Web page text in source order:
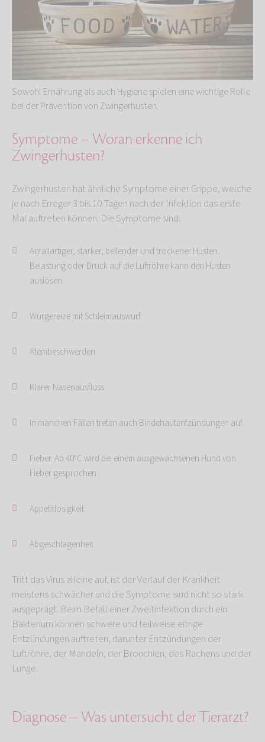
Sowohl Ernährung als auch Hygiene spielen eine wichtige Rolle
bei der Prävention von Zwingerhusten.
Symptome – Woran erkenne ich
Zwingerhusten?
Zwingerhusten hat ähnliche Symptome einer Grippe, welche
je nach Erreger 3 bis 10 Tagen nach der Infektion das erste
Mal auftreten können. Die Symptome sind:
Anfallartiger, starker, bellender und trockener Husten.
Belastung oder Druck auf die Luftröhre kann den Husten
auslösen.
Würgereize mit Schleimauswurf.
Atembeschwerden
Klarer Nasenausfluss
In manchen Fällen treten auch Bindehautentzündungen auf.
Fieber. Ab 40°C wird bei einem ausgewachsenen Hund von
Fieber gesprochen.
Appetitlosigkeit
Abgeschlagenheit
Tritt das Virus alleine auf, ist der Verlauf der Krankheit
meistens schwächer und die Symptome sind nicht so stark
ausgeprägt. Beim Befall einer Zweitinfektion durch ein
Bakterium können schwere und teilweise eitrige
Entzündungen auftreten, darunter Entzündungen der
Luftröhre, der Mandeln, der Bronchien, des Rachens und der
Lunge.
Diagnose – Was untersucht der Tierarzt?